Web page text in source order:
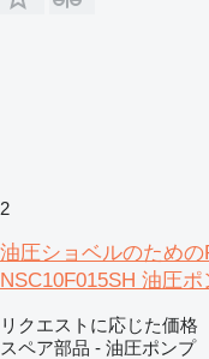
2
油圧ショベルのため
NSC10F015SH 油圧ポ
リクエストに応じた価格
スペア部品 - 油圧ポンプ